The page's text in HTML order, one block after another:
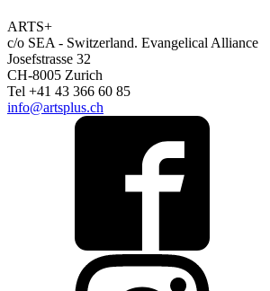
ARTS+
c/o SEA - Switzerland. Evangelical Alliance
Josefstrasse 32
CH-8005 Zurich
Tel +41 43 366 60 85
info@artsplus.ch